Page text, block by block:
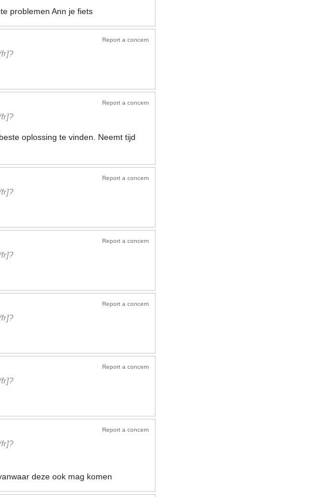
problemen Ann je fiets
Report a concern
Report a concern
oplossing te vinden. Neemt tijd
Report a concern
Report a concern
Report a concern
Report a concern
Report a concern
deze ook mag komen